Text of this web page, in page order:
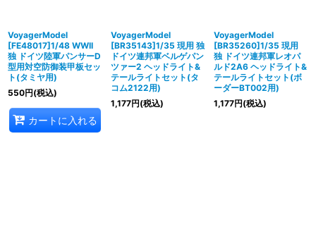
VoyagerModel
[FE48017]1/48 WWII
独 ドイツ陸軍パンサーD
型用対空防御装甲板セッ
ト(タミヤ用)
550円(税込)
カートに入れる
VoyagerModel
[BR35143]1/35 現用 独
ドイツ連邦軍ベルゲパン
ツァー2 ヘッドライト&
テールライトセット(タ
コム2122用)
1,177円(税込)
VoyagerModel
[BR35260]1/35 現用
独 ドイツ連邦軍レオパ
ルド2A6 ヘッドライト&
テールライトセット(ボ
ーダーBT002用)
1,177円(税込)